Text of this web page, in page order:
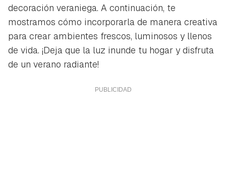
decoración veraniega. A continuación, te
mostramos cómo incorporarla de manera creativa
para crear ambientes frescos, luminosos y llenos
de vida. ¡Deja que la luz inunde tu hogar y disfruta
de un verano radiante!